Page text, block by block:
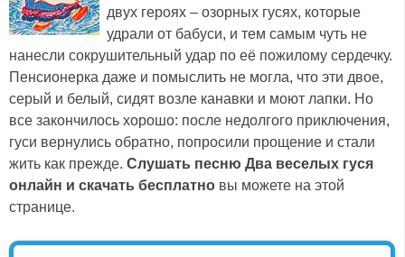
двух героях – озорных гусях, которые
удрали от бабуси, и тем самым чуть не
нанесли сокрушительный удар по её пожилому сердечку.
Пенсионерка даже и помыслить не могла, что эти двое,
серый и белый, сидят возле канавки и моют лапки. Но
все закончилось хорошо: после недолгого приключения,
гуси вернулись обратно, попросили прощение и стали
жить как прежде. Слушать песню Два веселых гуся
онлайн и скачать бесплатно вы можете на этой
странице.